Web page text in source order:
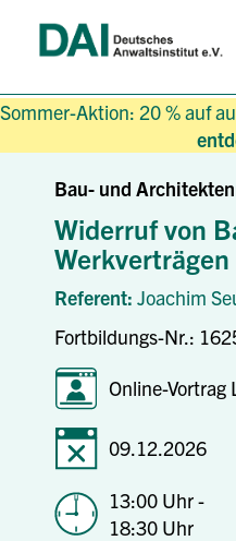
Sommer-Aktion: 20 % auf
Bau- und
Widerruf von
Werkverträgen
Referent: Joachim
Fortbildungs-Nr.:
Online-Vortrag
09.12.2026
13:00 Uhr -
18:30 Uhr